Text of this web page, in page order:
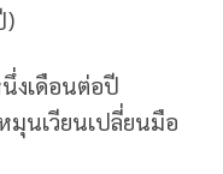
)
งเดือนต่อปี
มุนเวียนเปลี่ยนมือ